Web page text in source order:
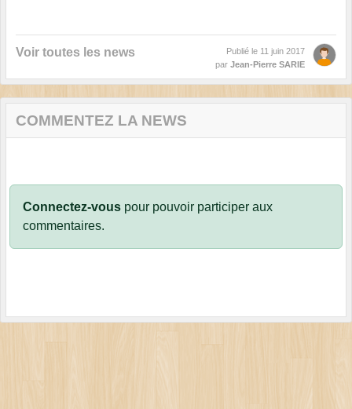
Voir toutes les news Publié le 11 juin 2017
par Jean-Pierre SARIE
COMMENTEZ LA NEWS
Connectez-vous pour pouvoir participer aux
commentaires.